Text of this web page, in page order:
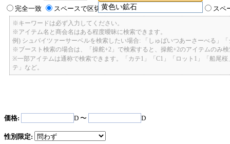
黄色い鉱石
完全一致
スペースで区切ったキーワードのいずれかを含む スペ
※キーワードは必ず入力してください。
※アイテム名と商会名はある程度曖昧に検索できます。
例) シュバイツァーサーベルを検索したい場合: 「しゅばいつあーさーべる」
※ブースト検索の場合は、「操舵+2」で検索すると、操舵+2のアイテムのみ
※一部アイテムは通称で検索できます。「カテ1」「C1」「ロット1」「船尾
テ」など。
価格: D 〜 D
性別限定: